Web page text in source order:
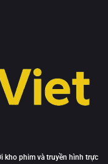
kho phim và truyền hình trực